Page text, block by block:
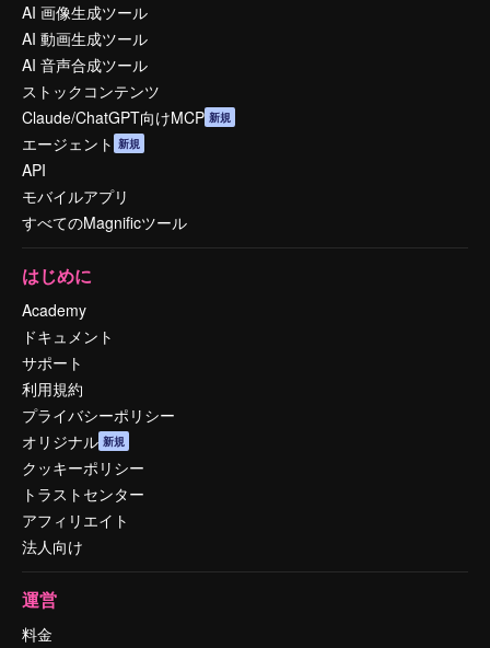
AI 画像生成ツール
AI 動画生成ツール
AI 音声合成ツール
ストックコンテンツ
Claude/ChatGPT向けMCP 新規
エージェント 新規
API
モバイルアプリ
すべてのMagnificツール
はじめに
Academy
ドキュメント
サポート
利用規約
プライバシーポリシー
オリジナル 新規
クッキーポリシー
トラストセンター
アフィリエイト
法人向け
運営
料金